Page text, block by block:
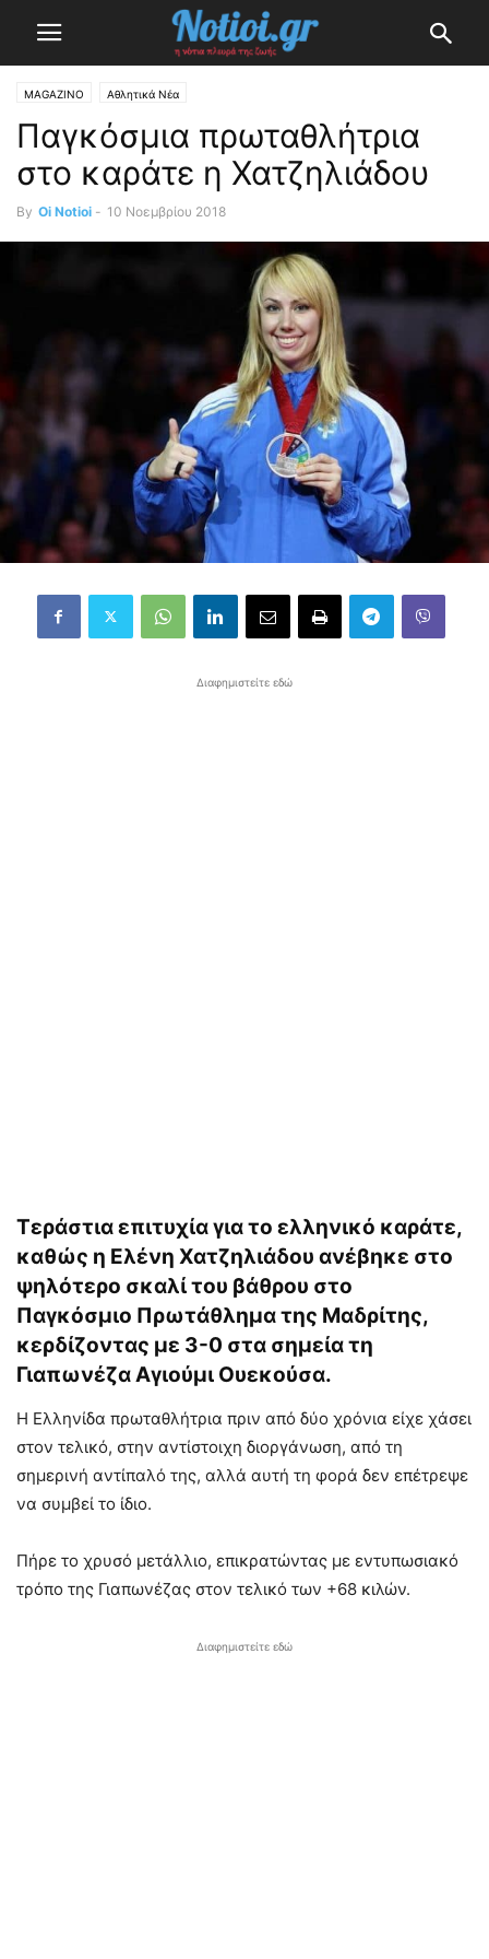
MAGAZINO Αθλητικά Νέα
Παγκόσμια πρωταθλήτρια
στο καράτε η Χατζηλιάδου
By Oi Notioi - 10 Νοεμβρίου 2018
Διαφημιστείτε εδώ
Τεράστια επιτυχία για το ελληνικό καράτε,
καθώς η Ελένη Χατζηλιάδου ανέβηκε στο
ψηλότερο σκαλί του βάθρου στο
Παγκόσμιο Πρωτάθλημα της Μαδρίτης,
κερδίζοντας με 3-0 στα σημεία τη
Γιαπωνέζα Αγιούμι Ουεκούσα.
Η Ελληνίδα πρωταθλήτρια πριν από δύο χρόνια είχε χάσει
στον τελικό, στην αντίστοιχη διοργάνωση, από τη
σημερινή αντίπαλό της, αλλά αυτή τη φορά δεν επέτρεψε
να συμβεί το ίδιο.
Πήρε το χρυσό μετάλλιο, επικρατώντας με εντυπωσιακό
τρόπο της Γιαπωνέζας στον τελικό των +68 κιλών.
Διαφημιστείτε εδώ